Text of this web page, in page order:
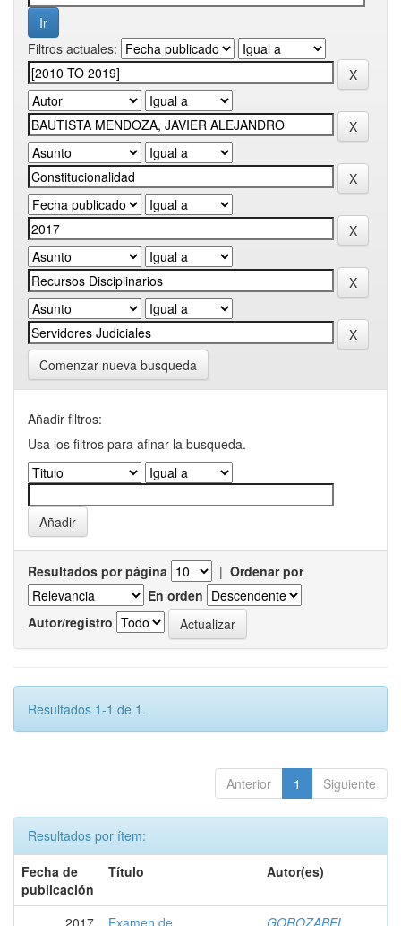
Filtros actuales:
Comenzar nueva busqueda
Añadir filtros:
Usa los filtros para afinar la busqueda.
Resultados por página | Ordenar por
En orden
Autor/registro
Resultados 1-1 de 1.
Anterior 1 Siguiente
Resultados por ítem:
Fecha de
publicación
Título Autor(es)
2017
Examen de
GOROZABEL